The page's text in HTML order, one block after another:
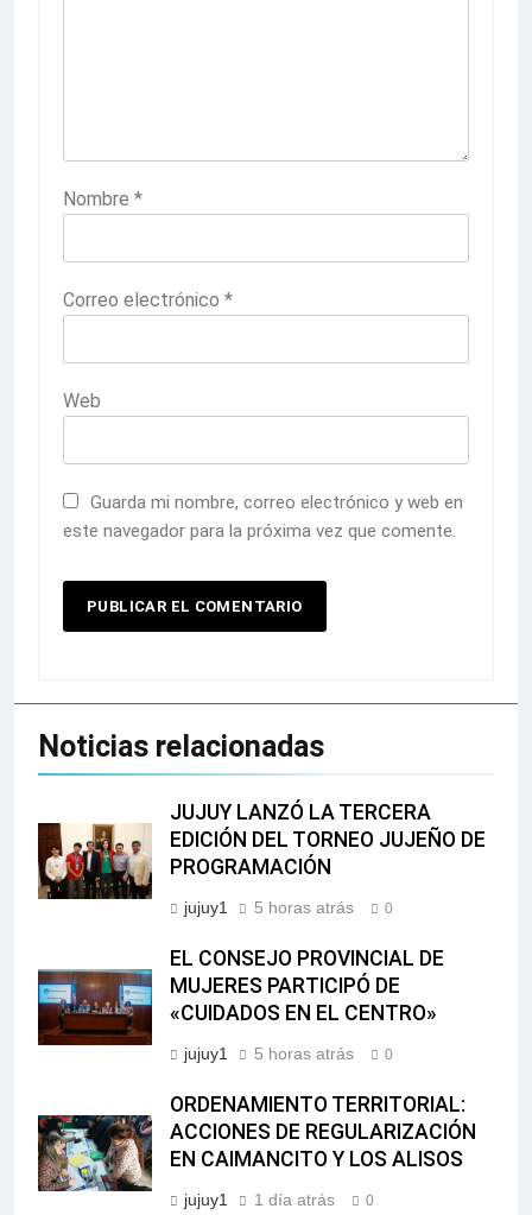
Nombre *
Correo electrónico *
Web
Guarda mi nombre, correo electrónico y web en
este navegador para la próxima vez que comente.
Noticias relacionadas
JUJUY LANZÓ LA TERCERA
EDICIÓN DEL TORNEO JUJEÑO DE
PROGRAMACIÓN
jujuy1 5 horas atrás 0
EL CONSEJO PROVINCIAL DE
MUJERES PARTICIPÓ DE
«CUIDADOS EN EL CENTRO»
jujuy1 5 horas atrás 0
ORDENAMIENTO TERRITORIAL:
ACCIONES DE REGULARIZACIÓN
EN CAIMANCITO Y LOS ALISOS
jujuy1 1 día atrás 0